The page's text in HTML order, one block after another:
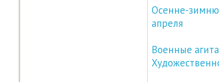
Осенне-
апреля
Военные